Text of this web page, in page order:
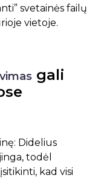
svetainės failų
vietoje.
gali
Didelius
todėl
kad visi